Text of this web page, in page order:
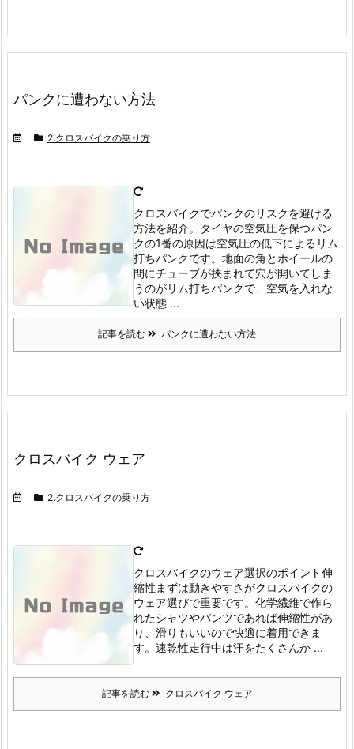
パンクに遭わない方法
2.クロスバイクの乗り方
クロスバイクでパンクのリスクを避ける
方法を紹介。タイヤの空気圧を保つパン
クの1番の原因は空気圧の低下によるリム
打ちパンクです。 地面の角とホイールの
間にチューブが挟まれて穴が開いてしま
うのがリム打ちパンクで、空気を入れな
い状態 ...
記事を読む パンクに遭わない方法
クロスバイク ウェア
2.クロスバイクの乗り方
クロスバイクのウェア選択のポイント伸
縮性 まずは動きやすさがクロスバイクの
ウェア選びで重要です。 化学繊維で作ら
れたシャツやパンツであれば伸縮性があ
り、滑りもいいので快適に着用できま
す。 速乾性走行中は汗をたくさんか ...
記事を読む クロスバイク ウェア